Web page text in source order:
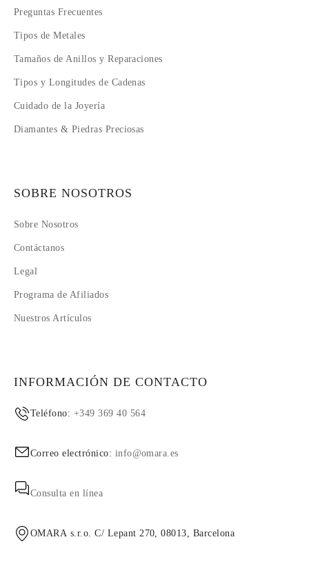
Preguntas Frecuentes
Tipos de Metales
Tamaños de Anillos y Reparaciones
Tipos y Longitudes de Cadenas
Cuidado de la Joyería
Diamantes & Piedras Preciosas
SOBRE NOSOTROS
Sobre Nosotros
Contáctanos
Legal
Programa de Afiliados
Nuestros Artículos
INFORMACIÓN DE CONTACTO
Teléfono: +349 369 40 564
Correo electrónico: info@omara.es
Consulta en línea
OMARA s.r.o. C/ Lepant 270, 08013, Barcelona